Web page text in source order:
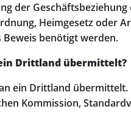
der
Heimgesetz oder
Beweis benötigt werden.
Drittland übermittelt?
ein Drittland
Kommission,